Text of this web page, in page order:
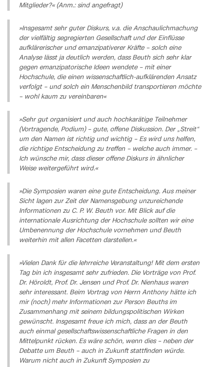
Mitglieder?« (Anm.: sind angefragt)
»Insgesamt sehr guter Diskurs, v.a. die Anschaulichmachung
der vielfältig segregierten Gesellschaft und der Einflüsse
aufklärerischer und emanzipativerer Kräfte – solch eine
Analyse lässt ja deutlich werden, dass Beuth sich sehr klar
gegen emanzipatorische Ideen wendete – mit einer
Hochschule, die einen wissenschaftlich-aufklärenden Ansatz
verfolgt – und solch ein Menschenbild transportieren möchte
– wohl kaum zu vereinbaren«
»Sehr gut organisiert und auch hochkarätige Teilnehmer
(Vortragende, Podium) – gute, offene Diskussion. Der „Streit“
um den Namen ist richtig und wichtig – Es wird uns helfen,
die richtige Entscheidung zu treffen – welche auch immer. –
Ich wünsche mir, dass dieser offene Diskurs in ähnlicher
Weise weitergeführt wird.«
»Die Symposien waren eine gute Entscheidung. Aus meiner
Sicht lagen zur Zeit der Namensgebung unzureichende
Informationen zu C. P. W. Beuth vor. Mit Blick auf die
internationale Ausrichtung der Hochschule sollten wir eine
Umbenennung der Hochschule vornehmen und Beuth
weiterhin mit allen Facetten darstellen.«
»Vielen Dank für die lehrreiche Veranstaltung! Mit dem ersten
Tag bin ich insgesamt sehr zufrieden. Die Vorträge von Prof.
Dr. Höroldt, Prof. Dr. Jensen und Prof. Dr. Nienhaus waren
sehr interessant. Beim Vortrag von Herrn Anthony hätte ich
mir (noch) mehr Informationen zur Person Beuths im
Zusammenhang mit seinem bildungspolitischen Wirken
gewünscht. Insgesamt freue ich mich, dass an der Beuth
auch einmal gesellschaftswissenschaftliche Fragen in den
Mittelpunkt rücken. Es wäre schön, wenn dies – neben der
Debatte um Beuth – auch in Zukunft stattfinden würde.
Warum nicht auch in Zukunft Symposien zu